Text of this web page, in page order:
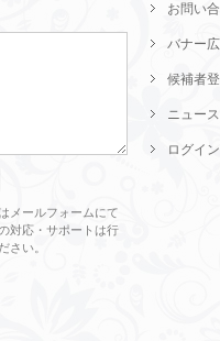
メールフォームにて
対応・サポートは行
さい。
お問い
バナー
候補者
ニュース
ログイン